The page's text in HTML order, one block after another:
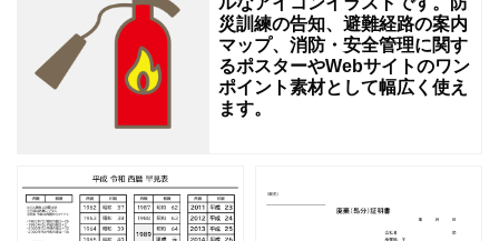
よ
災訓練の告知、避難経路の案内
マップ、消防・安全管理に関す
るポスターやWebサイトのワン
ポイント素材として幅広く使え
ます。